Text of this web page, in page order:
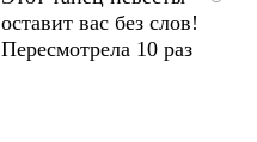
оставит вас без слов!
Пересмотрела 10 раз